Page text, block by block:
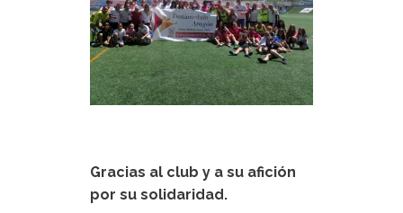
Gracias al club y a su afición
por su solidaridad.